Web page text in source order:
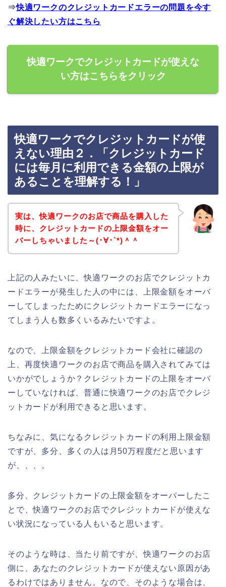
⇒快適ワークのクレジットカードエラーの問題を今す
ぐ解決したい方はこちら
快適ワークでクレジットカードが使えな
い方はこちらをクリック
快適ワークでクレジットカードが使
えない理由２．「クレジットカード
には毎月に利用できる金額の上限が
あることを理解する！」
実は、快適ワークのお店で商品を購入した
時に、クレジットカードの上限金額をオー
バーしちゃいました～(･∀･`*)＾＾
上記の人みたいに、快適ワークのお店でクレジットカ
ードエラーが発生した人の中には、上限金額をオーバ
ーしてしまったためにクレジットカードエラーになっ
てしまう人も数多くいるみたいですよ。
なので、上限金額をクレジットカード会社に確認の
上、再度快適ワークのお店で商品を購入されてみては
いかがでしょうか？クレジットカードの上限をオーバ
ーしていなければ、普通に快適ワークのお店でクレジ
ットカードが利用できると思います。
ちなみに、気になるクレジットカードの利用上限金額
ですが、多分、多くの人は月50万程度だと思います
が、、、。
多分、クレジットカードの上限金額をオーバーしたこ
とで、快適ワークのお店でクレジットカードが使えな
い状況になっている人もいると思います。
そのような時は、当たり前ですが、快適ワークのお店
側に、あなたのクレジットカードが使えない原因があ
るわけではありません。なので、そのような場合は、